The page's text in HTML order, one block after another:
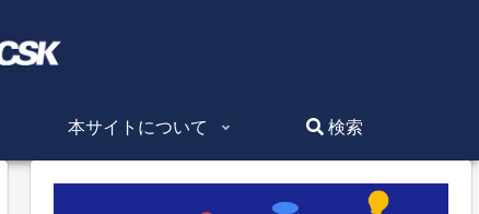
本サイトについて 検索